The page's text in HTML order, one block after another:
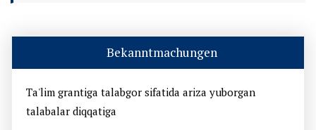
Bekanntmachungen
Ta'lim grantiga talabgor sifatida ariza yuborgan
talabalar diqqatiga